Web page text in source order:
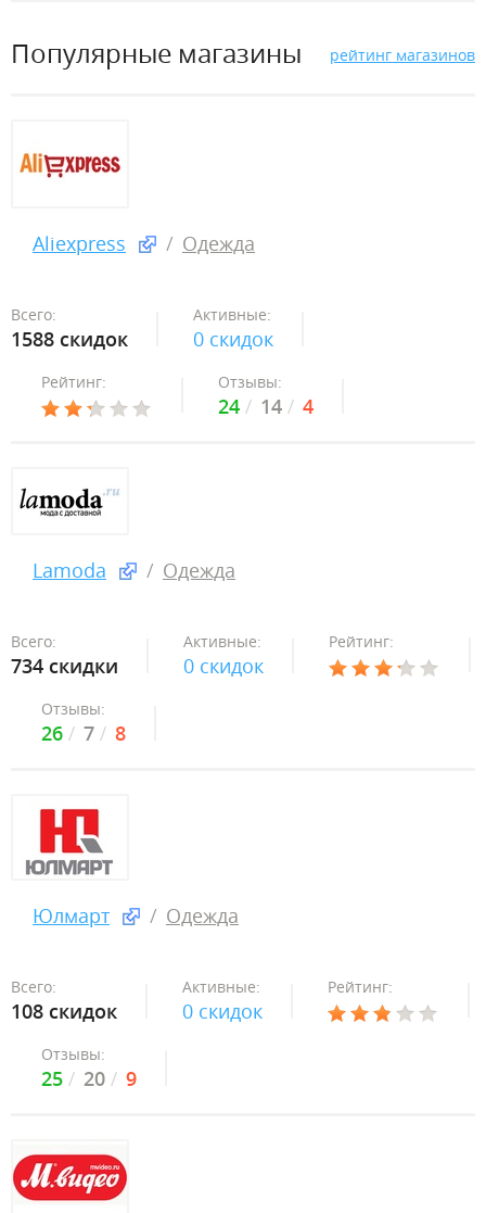
Популярные магазины рейтинг магазинов
Aliexpress Одежда
Всего:
1588 скидок
Активные:
0 скидок
Рейтинг: Отзывы:
24 14 4
Lamoda Одежда
Всего:
734 скидки
Активные:
0 скидок
Рейтинг:
Отзывы:
26 7 8
Юлмарт Одежда
Всего:
108 скидок
Активные:
0 скидок
Рейтинг:
Отзывы:
25 20 9